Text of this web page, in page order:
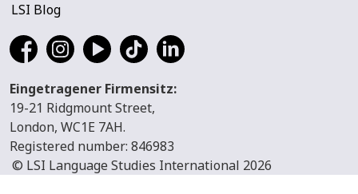
LSI Blog
Eingetragener Firmensitz:
19-21 Ridgmount Street,
London, WC1E 7AH.
Registered number: 846983
© LSI Language Studies International 2026